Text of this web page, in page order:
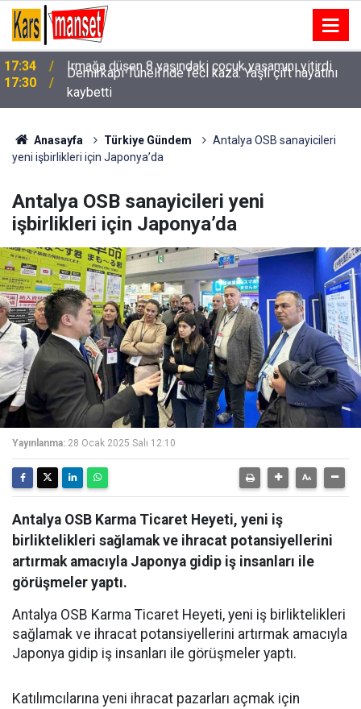
17:30
Demirkapı Tüneli’nde feci kaza: Yaşlı çift hayatını
kaybetti
Anasayfa Türkiye Gündem
Antalya OSB sanayicileri
yeni işbirlikleri için Japonya’da
Antalya OSB sanayicileri yeni
işbirlikleri için Japonya’da
Yayınlanma: 28 Ocak 2025 Salı 12:10
Antalya OSB Karma Ticaret Heyeti, yeni iş
birliktelikleri sağlamak ve ihracat potansiyellerini
artırmak amacıyla Japonya gidip iş insanları ile
görüşmeler yaptı.
Antalya OSB Karma Ticaret Heyeti, yeni iş birliktelikleri
sağlamak ve ihracat potansiyellerini artırmak amacıyla
Japonya gidip iş insanları ile görüşmeler yaptı.
Katılımcılarına yeni ihracat pazarları açmak için